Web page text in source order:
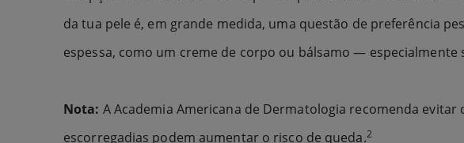
da tua pele é, em grande medida, uma questão de preferência
espessa, como um creme de corpo ou bálsamo —
Nota: A Academia Americana de Dermatologia recomenda
escorregadias podem aumentar o risco de queda.2